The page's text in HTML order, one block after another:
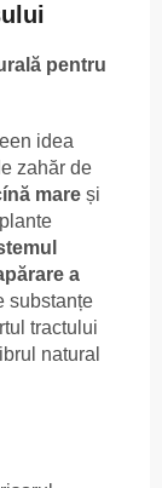
pentru
idea
zahăr de
mare și
a
substanțe
tractului
natural